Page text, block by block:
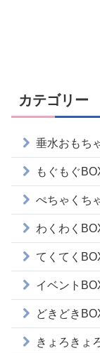
カテゴリー
垂水おもち
もぐもぐ
ぺちゃくち
わくわく
てくてく
イベント
どきどき
きょろきょ